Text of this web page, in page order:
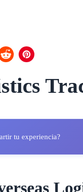
tu experiencia?